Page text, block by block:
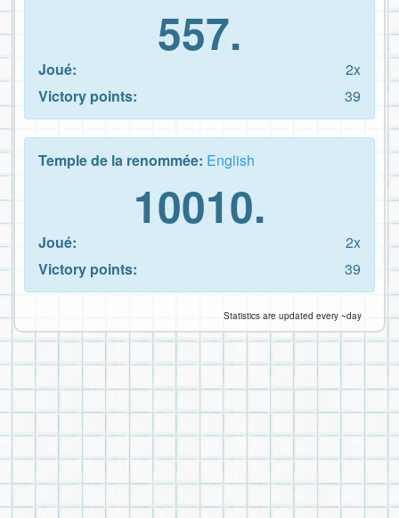
557.
Joué:
2x
Victory points:
39
Temple de la renommée: English
10010.
Joué:
2x
Victory points:
39
Statistics are updated every ~day